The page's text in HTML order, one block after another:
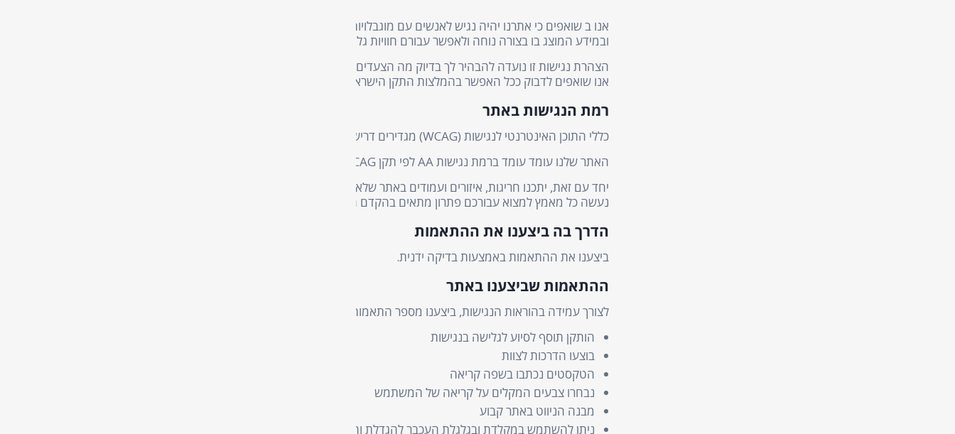
אנו ב שואפים כי אתרנו יהיה נגיש לאנשים עם מוגבלויות ולפיכך מעניקים חשיבות רבה לאספקת אפשרות הולמת עבור אנשים
ובמידע המוצג בו בצורה נוחה ולאפשר עבורם חוויות גלישה טובה יותר.
הצהרת נגישות זו נועדה להבהיר לך בדיוק מה הצעדים שננקטו להבטיח הכלה ושמירה על כל האוכלוסיות.
אנו שואפים לדבוק ככל האפשר בהמלצות התקן הישראלי (ת"י 5568) לנגישות תכנים באינטרנט ברמת AA ומסמך WCAG2.1 הבינלאומי.
רמת הנגישות באתר
כללי התוכן האינטרנטי לנגישות (WCAG) מגדירים דרישות למעצבים לשפר את הנגישות לאנשים עם מוגבלויות ע"י שלוש רמות תאימות: רמה A, רמה AA ורמה AAA.
האתר שלנו עומד עומד ברמת נגישות AA לפי תקן WCAG.
יחד עם זאת, יתכנו חריגות, איזורים ועמודים באתר שלא עומדים בתקן זה, אם במהלך הגלישה באתר נתקלתם בקושי או בעיה בנושא
נעשה כל מאמץ למצוא עבורכם פתרון מתאים בהקדם האפשרי.
הדרך בה ביצענו את ההתאמות
ביצענו את ההתאמות באמצעות בדיקה ידנית.
ההתאמות שביצענו באתר
לצורך עמידה בהוראות הנגישות, ביצענו מספר התאמות הכוללות:
הותקן תוסף לסיוע לגלישה בנגישות
בוצעו הדרכות לצוות
הטקסטים נכתבו בשפה קריאה
נבחרו צבעים המקלים על קריאה של המשתמש
מבנה הניווט באתר קבוע
ניתן להשתמש במקלדת ובגלגלת העכבר להגדלת והקטנת הטקסט